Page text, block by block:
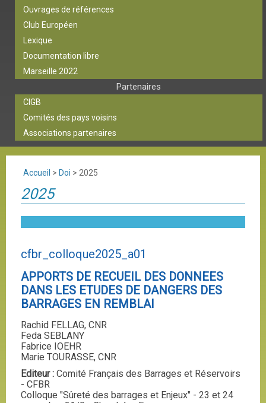
Ouvrages de références
Club Européen
Lexique
Documentation libre
Marseille 2022
Partenaires
CIGB
Comités des pays voisins
Associations partenaires
Accueil > Doi > 2025
2025
cfbr_colloque2025_a01
APPORTS DE RECUEIL DES DONNEES
DANS LES ETUDES DE DANGERS DES
BARRAGES EN REMBLAI
Rachid FELLAG, CNR
Feda SEBLANY
Fabrice IOEHR
Marie TOURASSE, CNR
Editeur : Comité Français des Barrages et Réservoirs
- CFBR
Colloque "Sûreté des barrages et Enjeux" - 23 et 24